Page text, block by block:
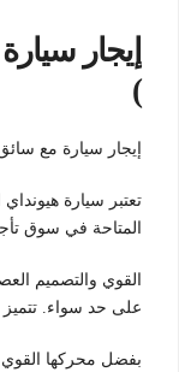
)
إيجار سيارة مع
المتاحة في سوق
القوي والتصميم
على حد سواء. تتميز
بفضل محركها